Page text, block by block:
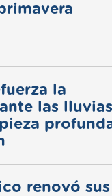
la
las lluvias
renovó sus